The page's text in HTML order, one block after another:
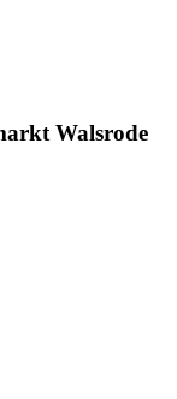
Walsrode